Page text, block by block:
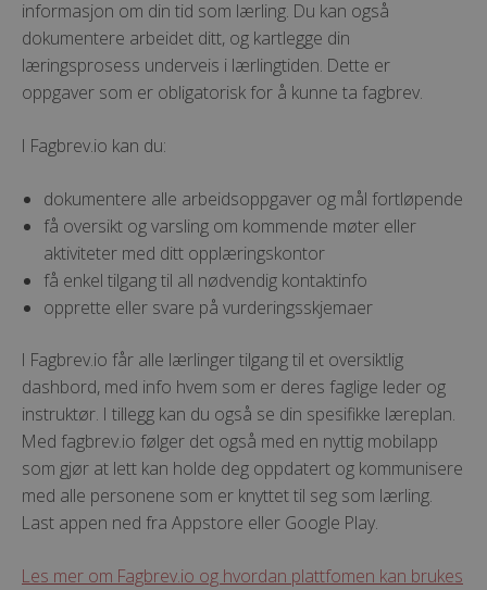
informasjon om din tid som lærling. Du kan også
dokumentere arbeidet ditt, og kartlegge din
læringsprosess underveis i lærlingtiden. Dette er
oppgaver som er obligatorisk for å kunne ta fagbrev.
I Fagbrev.io kan du:
dokumentere alle arbeidsoppgaver og mål fortløpende
få oversikt og varsling om kommende møter eller
aktiviteter med ditt opplæringskontor
få enkel tilgang til all nødvendig kontaktinfo
opprette eller svare på vurderingsskjemaer
I Fagbrev.io får alle lærlinger tilgang til et oversiktlig
dashbord, med info hvem som er deres faglige leder og
instruktør. I tillegg kan du også se din spesifikke læreplan.
Med fagbrev.io følger det også med en nyttig mobilapp
som gjør at lett kan holde deg oppdatert og kommunisere
med alle personene som er knyttet til seg som lærling.
Last appen ned fra Appstore eller Google Play.
Les mer om Fagbrev.io og hvordan plattfomen kan brukes